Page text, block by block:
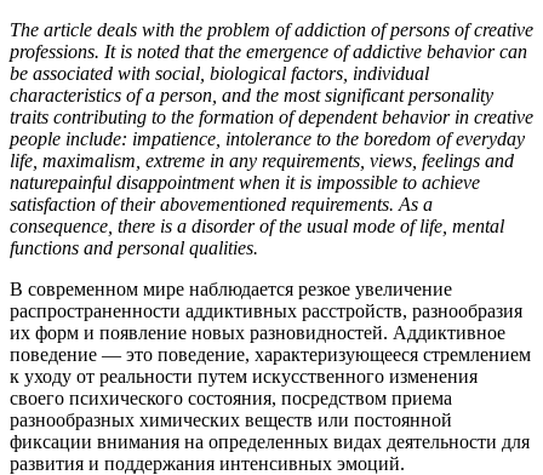
The article deals with the problem of addiction of persons of creative
professions. It is noted that the emergence of addictive behavior can
be associated with social, biological factors, individual
characteristics of a person, and the most significant personality
traits contributing to the formation of dependent behavior in creative
people include: impatience, intolerance to the boredom of everyday
life, maximalism, extreme in any requirements, views, feelings and
naturepainful disappointment when it is impossible to achieve
satisfaction of their abovementioned requirements. As a
consequence, there is a disorder of the usual mode of life, mental
functions and personal qualities.
В современном мире наблюдается резкое увеличение
распространенности аддиктивных расстройств, разнообразия
их форм и появление новых разновидностей. Аддиктивное
поведение — это поведение, характеризующееся стремлением
к уходу от реальности путем искусственного изменения
своего психического состояния, посредством приема
разнообразных химических веществ или постоянной
фиксации внимания на определенных видах деятельности для
развития и поддержания интенсивных эмоций.